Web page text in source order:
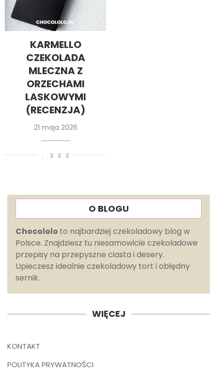
KARMELLO
CZEKOLADA
MLECZNA Z
ORZECHAMI
LASKOWYMI
(RECENZJA)
21 maja 2026
O BLOGU
Chocololo to najbardziej czekoladowy blog w
Polsce. Znajdziesz tu niesamowicie czekoladowe
przepisy na przepyszne ciasta i desery.
Upieczesz idealnie czekoladowy tort i obłędny
sernik.
WIĘCEJ
KONTAKT
POLITYKA PRYWATNOŚCI